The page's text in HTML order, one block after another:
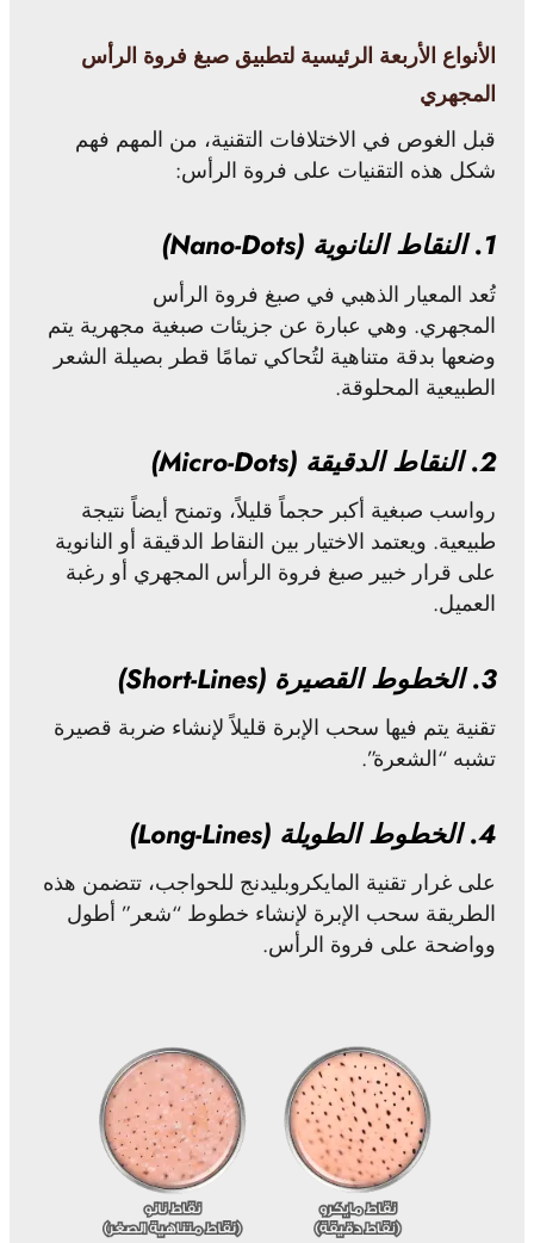
الأنواع الأربعة الرئيسية لتطبيق صبغ فروة الرأس
المجهري
قبل الغوص في الاختلافات التقنية، من المهم فهم
شكل هذه التقنيات على فروة الرأس:
1. النقاط النانوية (Nano-Dots)
تُعد المعيار الذهبي في صبغ فروة الرأس
المجهري. وهي عبارة عن جزيئات صبغية مجهرية يتم
وضعها بدقة متناهية لتُحاكي تمامًا قطر بصيلة الشعر
الطبيعية المحلوقة.
2. النقاط الدقيقة (Micro-Dots)
رواسب صبغية أكبر حجماً قليلاً، وتمنح أيضاً نتيجة
طبيعية. ويعتمد الاختيار بين النقاط الدقيقة أو النانوية
على قرار خبير صبغ فروة الرأس المجهري أو رغبة
العميل.
3. الخطوط القصيرة (Short-Lines)
تقنية يتم فيها سحب الإبرة قليلاً لإنشاء ضربة قصيرة
تشبه “الشعرة”.
4. الخطوط الطويلة (Long-Lines)
على غرار تقنية المايكروبليدنج للحواجب، تتضمن هذه
الطريقة سحب الإبرة لإنشاء خطوط “شعر” أطول
وواضحة على فروة الرأس.